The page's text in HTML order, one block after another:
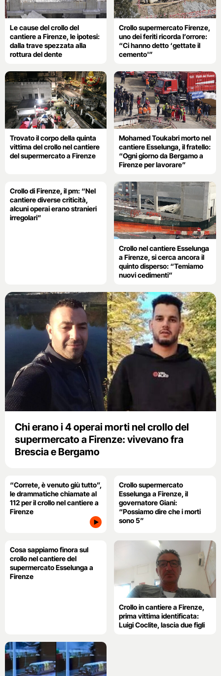
Le cause del crollo del
cantiere a Firenze, le ipotesi:
dalla trave spezzata alla
rottura del dente
Crollo supermercato Firenze,
uno dei feriti ricorda l’orrore:
“Ci hanno detto ‘gettate il
cemento'”
Trovato il corpo della quinta
vittima del crollo nel cantiere
del supermercato a Firenze
Mohamed Toukabri morto nel
cantiere Esselunga, il fratello:
“Ogni giorno da Bergamo a
Firenze per lavorare”
Crollo di Firenze, il pm: “Nel
cantiere diverse criticità,
alcuni operai erano stranieri
irregolari”
Crollo nel cantiere Esselunga
a Firenze, si cerca ancora il
quinto disperso: “Temiamo
nuovi cedimenti”
Chi erano i 4 operai morti nel crollo del
supermercato a Firenze: vivevano fra
Brescia e Bergamo
“Correte, è venuto giù tutto”,
le drammatiche chiamate al
112 per il crollo nel cantiere a
Firenze
Crollo supermercato
Esselunga a Firenze, il
governatore Giani:
“Possiamo dire che i morti
sono 5”
Cosa sappiamo finora sul
crollo nel cantiere del
supermercato Esselunga a
Firenze
Crollo in cantiere a Firenze,
prima vittima identificata:
Luigi Coclite, lascia due figli